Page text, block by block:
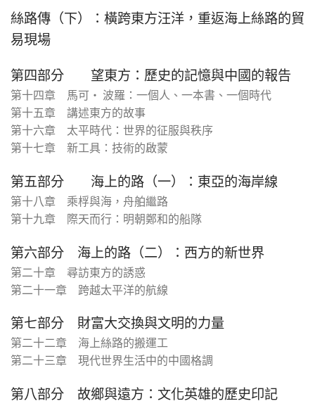
絲路傳（下）：橫跨東方汪洋，重返海上絲路的貿
易現場
第四部分 望東方：歷史的記憶與中國的報告
第十四章 馬可‧ 波羅：一個人、一本書、一個時代
第十五章 講述東方的故事
第十六章 太平時代：世界的征服與秩序
第十七章 新工具：技術的啟蒙
第五部分 海上的路（一）：東亞的海岸線
第十八章 乘桴與海，舟舶繼路
第十九章 際天而行：明朝鄭和的船隊
第六部分 海上的路（二）：西方的新世界
第二十章 尋訪東方的誘惑
第二十一章 跨越太平洋的航線
第七部分 財富大交換與文明的力量
第二十二章 海上絲路的搬運工
第二十三章 現代世界生活中的中國格調
第八部分 故鄉與遠方：文化英雄的歷史印記